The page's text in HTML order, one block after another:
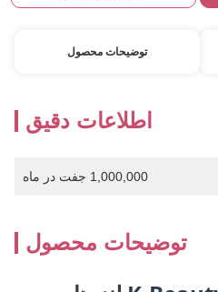
توضیحات محصول
اطلاعات دقیق
1,000,000 جفت در ماه
توضیحات محصول